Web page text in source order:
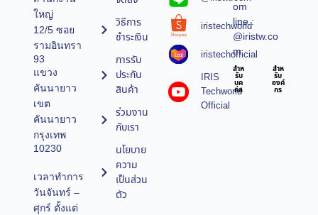
ใหญ่
12/5 ซอย
รามอินทรา
93
แขวง
คันนายาว
เขต
คันนายาว
กรุงเทพ
10230
เวลาทำการ
วันจันทร์ –
ศุกร์ ตั้งแต่
วิธีการ
ชำระเงิน
การรับ
ประกัน
สินค้า
ร่วมงาน
กับเรา
นโยบาย
ความ
เป็นส่วน
ตัว
iristechworld
iristechofficial
IRIS
Techworld
Official
om
line :
@iristw.co
m
สำห
รับ
บุค
คล
สำห
รับ
องค์
กร